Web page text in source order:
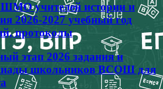
учителей истории и
2026-2027 учебный год
протоколы
этап 2026 задания и
школьников ВСОШ для